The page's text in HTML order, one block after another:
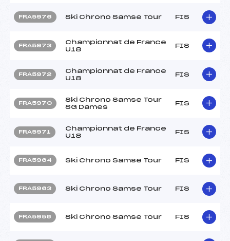
FRA5976 Ski Chrono Samse Tour FIS
FRA5973
Championnat de France
U18
FIS
FRA5972
Championnat de France
U18
FIS
FRA5970
Ski Chrono Samse Tour
SG Dames
FIS
FRA5971
Championnat de France
U18
FIS
FRA5964 Ski Chrono Samse Tour FIS
FRA5963 Ski Chrono Samse Tour FIS
FRA5956 Ski Chrono Samse Tour FIS